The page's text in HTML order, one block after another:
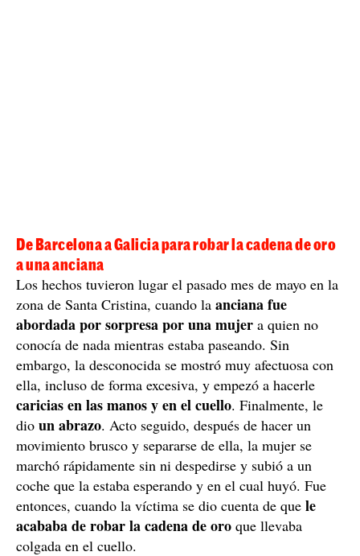
De Barcelona a Galicia para robar la cadena de oro
a una anciana
Los hechos tuvieron lugar el pasado mes de mayo en la
zona de Santa Cristina, cuando la anciana fue
abordada por sorpresa por una mujer a quien no
conocía de nada mientras estaba paseando. Sin
embargo, la desconocida se mostró muy afectuosa con
ella, incluso de forma excesiva, y empezó a hacerle
caricias en las manos y en el cuello. Finalmente, le
dio un abrazo. Acto seguido, después de hacer un
movimiento brusco y separarse de ella, la mujer se
marchó rápidamente sin ni despedirse y subió a un
coche que la estaba esperando y en el cual huyó. Fue
entonces, cuando la víctima se dio cuenta de que le
acababa de robar la cadena de oro que llevaba
colgada en el cuello.